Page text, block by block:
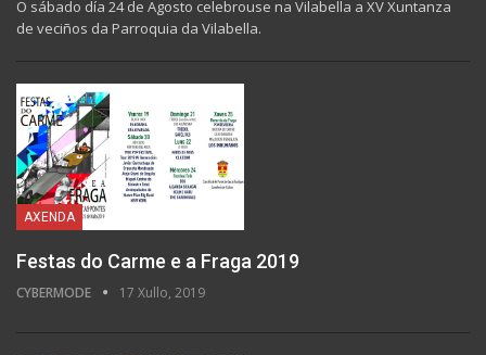
O sábado día 24 de Agosto celebrouse na Vilabella a XV Xuntanza
de veciños da Parroquia da Vilabella.
AXENDA
Festas do Carme e a Fraga 2019
CYBERMODE 17 Xullo, 2019